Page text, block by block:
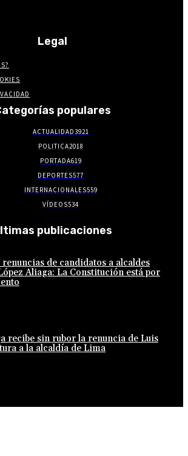
Legal
populares
ACTUALIDAD3921
POLITICA2018
PORTADA619
DEPORTES577
INTERNACIONALES559
VÍDEOS534
publicaciones
de candidatos a alcaldes
Aliaga: La Constitución está por
recibe sin rubor la renuncia de Luis
a la alcaldía de Lima